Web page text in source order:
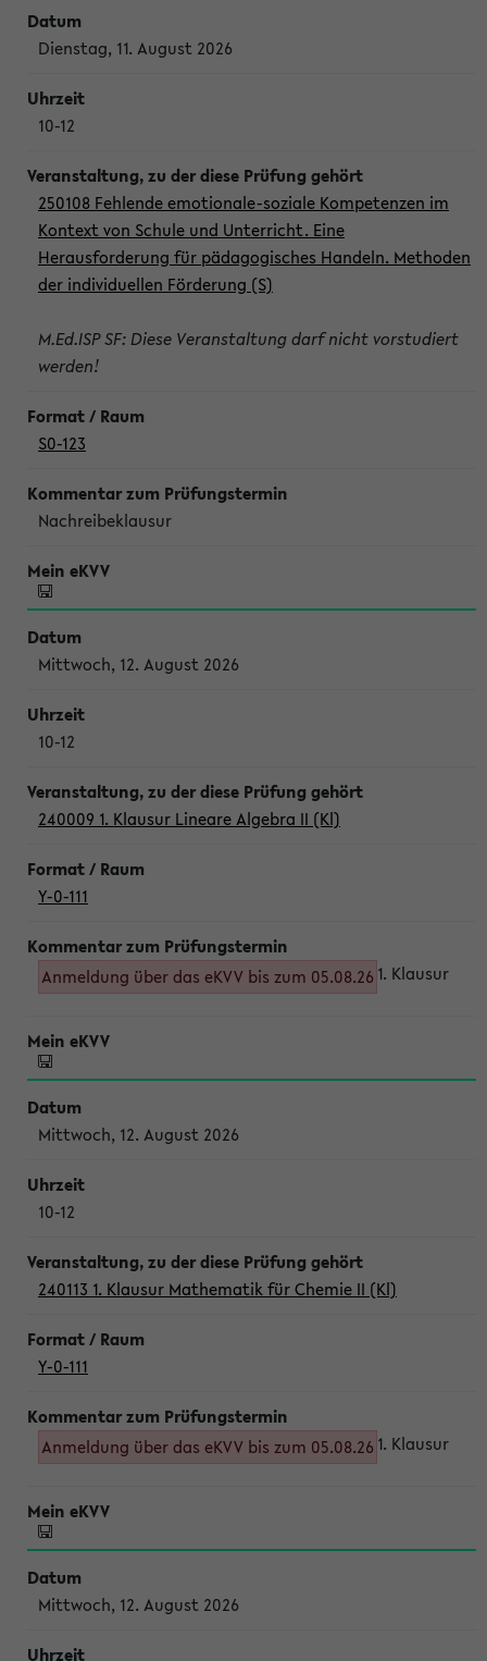
Dienstag, 11. August 2026
10-12
250108 Fehlende emotionale-soziale Kompetenzen im
Kontext von Schule und Unterricht. Eine
Herausforderung für pädagogisches Handeln. Methoden
der individuellen Förderung (S)
M.Ed.ISP SF: Diese Veranstaltung darf nicht vorstudiert
werden!
S0-123
Nachreibeklausur
Mittwoch, 12. August 2026
10-12
240009 1. Klausur Lineare Algebra II (Kl)
Y-0-111
Anmeldung über das eKVV bis zum 05.08.26 1. Klausur
Mittwoch, 12. August 2026
10-12
240113 1. Klausur Mathematik für Chemie II (Kl)
Y-0-111
Anmeldung über das eKVV bis zum 05.08.26 1. Klausur
Mittwoch, 12. August 2026